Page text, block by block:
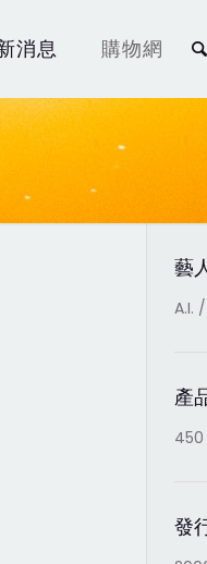
消息 購物網
藝
A.I.
產
發